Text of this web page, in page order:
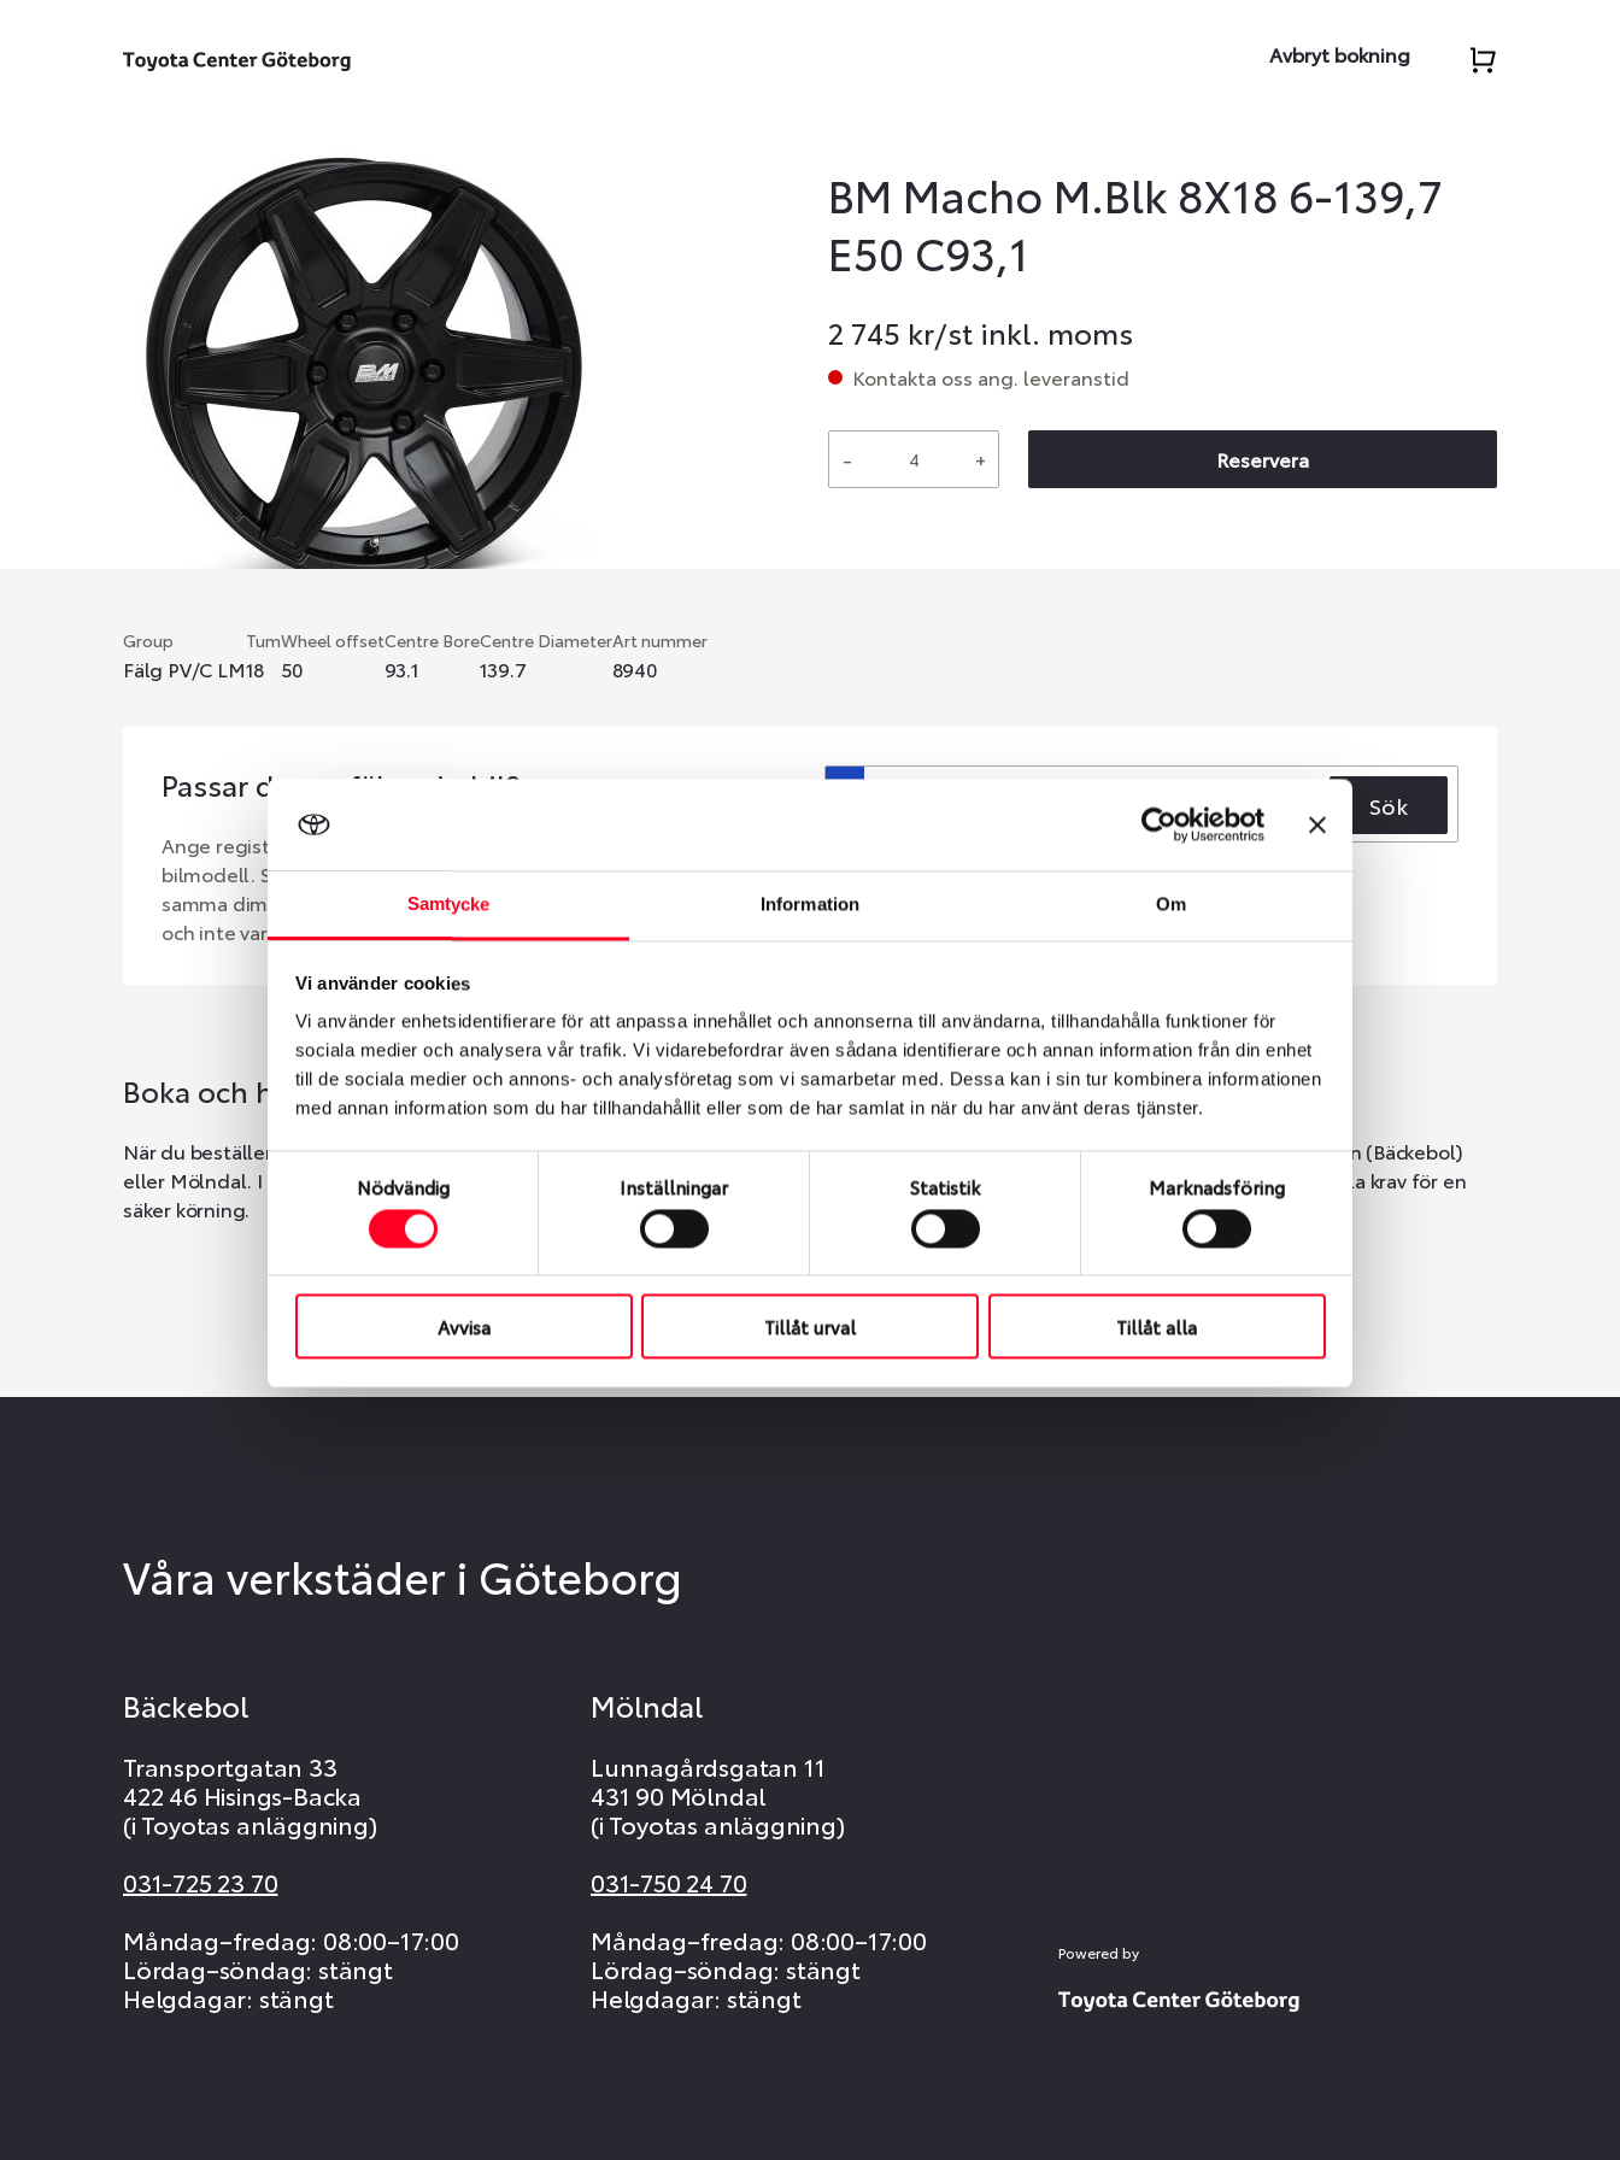
Samtycke Information Om
Vi använder cookies
Vi använder enhetsidentifierare för att anpassa innehållet och annonserna till användarna, tillhandahålla funktioner för
sociala medier och analysera vår trafik. Vi vidarebefordrar även sådana identifierare och annan information från din enhet
till de sociala medier och annons- och analysföretag som vi samarbetar med. Dessa kan i sin tur kombinera informationen
med annan information som du har tillhandahållit eller som de har samlat in när du har använt deras tjänster.
Samtyckesval
Nödvändig Inställningar Statistik Marknadsföring
Avvisa Tillåt urval Tillåt alla
Avbryt bokning
BM Macho M.Blk 8X18 6-139,7
E50 C93,1
2 745 kr/st inkl. moms
Kontakta oss ang. leveranstid
- + Reservera
Group
Fälg PV/C LM
Tum
18
Wheel offset
50
Centre Bore
93.1
Centre Diameter
139.7
Art nummer
8940
Passar denna fälg min bil?
Ange registreringsnummer för att se om den fälg du valt passar din
bilmodell. Se till att kolla en extra gång så att däck och fälg har
samma dimensioner. Ibland kan fälgen ha bytts ut under årens lopp
och inte vara samma dimension som bilen hade ut från fabrik.
Sök
Boka och hämta hos Däckspecialen
När du beställer dina nya däck eller fälgar hos oss levereras de direkt till någon av våra däckverkstäder i Göteborg. Välj mellan Hisingen (Bäckebol)
eller Mölndal. I beställningen anger du datum och tid för upphämtning eller service. När vi byter dina däck ser vi till att de uppfyller alla krav för en
säker körning.
Våra verkstäder i Göteborg
Bäckebol
Transportgatan 33
422 46 Hisings-Backa
(i Toyotas anläggning)
031-725 23 70
Måndag–fredag: 08:00–17:00
Lördag–söndag: stängt
Helgdagar: stängt
Mölndal
Lunnagårdsgatan 11
431 90 Mölndal
(i Toyotas anläggning)
031-750 24 70
Måndag–fredag: 08:00–17:00
Lördag–söndag: stängt
Helgdagar: stängt
Powered by